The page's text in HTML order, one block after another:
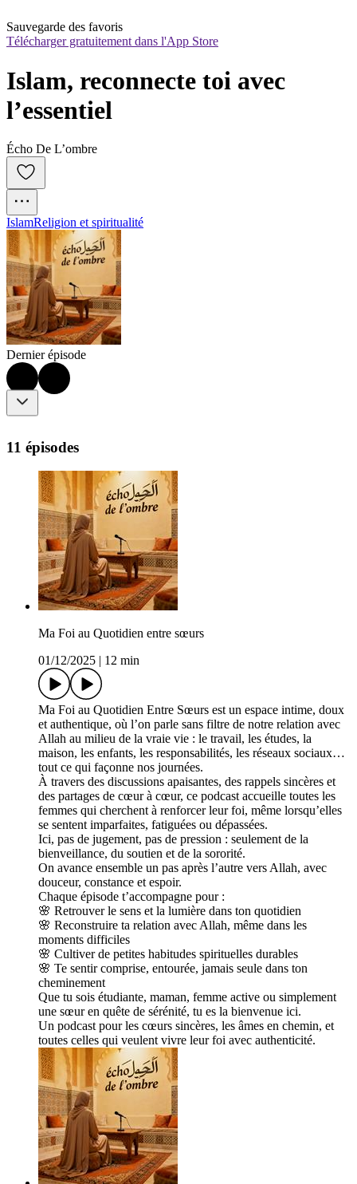
Sauvegarde des favoris
Télécharger gratuitement dans l'App Store
Islam, reconnecte toi avec
l’essentiel
Écho De L’ombre
IslamReligion et spiritualité
Dernier épisode
11 épisodes
Ma Foi au Quotidien entre sœurs
01/12/2025
12 min
Ma Foi au Quotidien Entre Sœurs est un espace intime, doux
et authentique, où l’on parle sans filtre de notre relation avec
Allah au milieu de la vraie vie : le travail, les études, la
maison, les enfants, les responsabilités, les réseaux sociaux…
tout ce qui façonne nos journées.
À travers des discussions apaisantes, des rappels sincères et
des partages de cœur à cœur, ce podcast accueille toutes les
femmes qui cherchent à renforcer leur foi, même lorsqu’elles
se sentent imparfaites, fatiguées ou dépassées.
Ici, pas de jugement, pas de pression : seulement de la
bienveillance, du soutien et de la sororité.
On avance ensemble un pas après l’autre vers Allah, avec
douceur, constance et espoir.
Chaque épisode t’accompagne pour :
🌸 Retrouver le sens et la lumière dans ton quotidien
🌸 Reconstruire ta relation avec Allah, même dans les
moments difficiles
🌸 Cultiver de petites habitudes spirituelles durables
🌸 Te sentir comprise, entourée, jamais seule dans ton
cheminement
Que tu sois étudiante, maman, femme active ou simplement
une sœur en quête de sérénité, tu es la bienvenue ici.
Un podcast pour les cœurs sincères, les âmes en chemin, et
toutes celles qui veulent vivre leur foi avec authenticité.